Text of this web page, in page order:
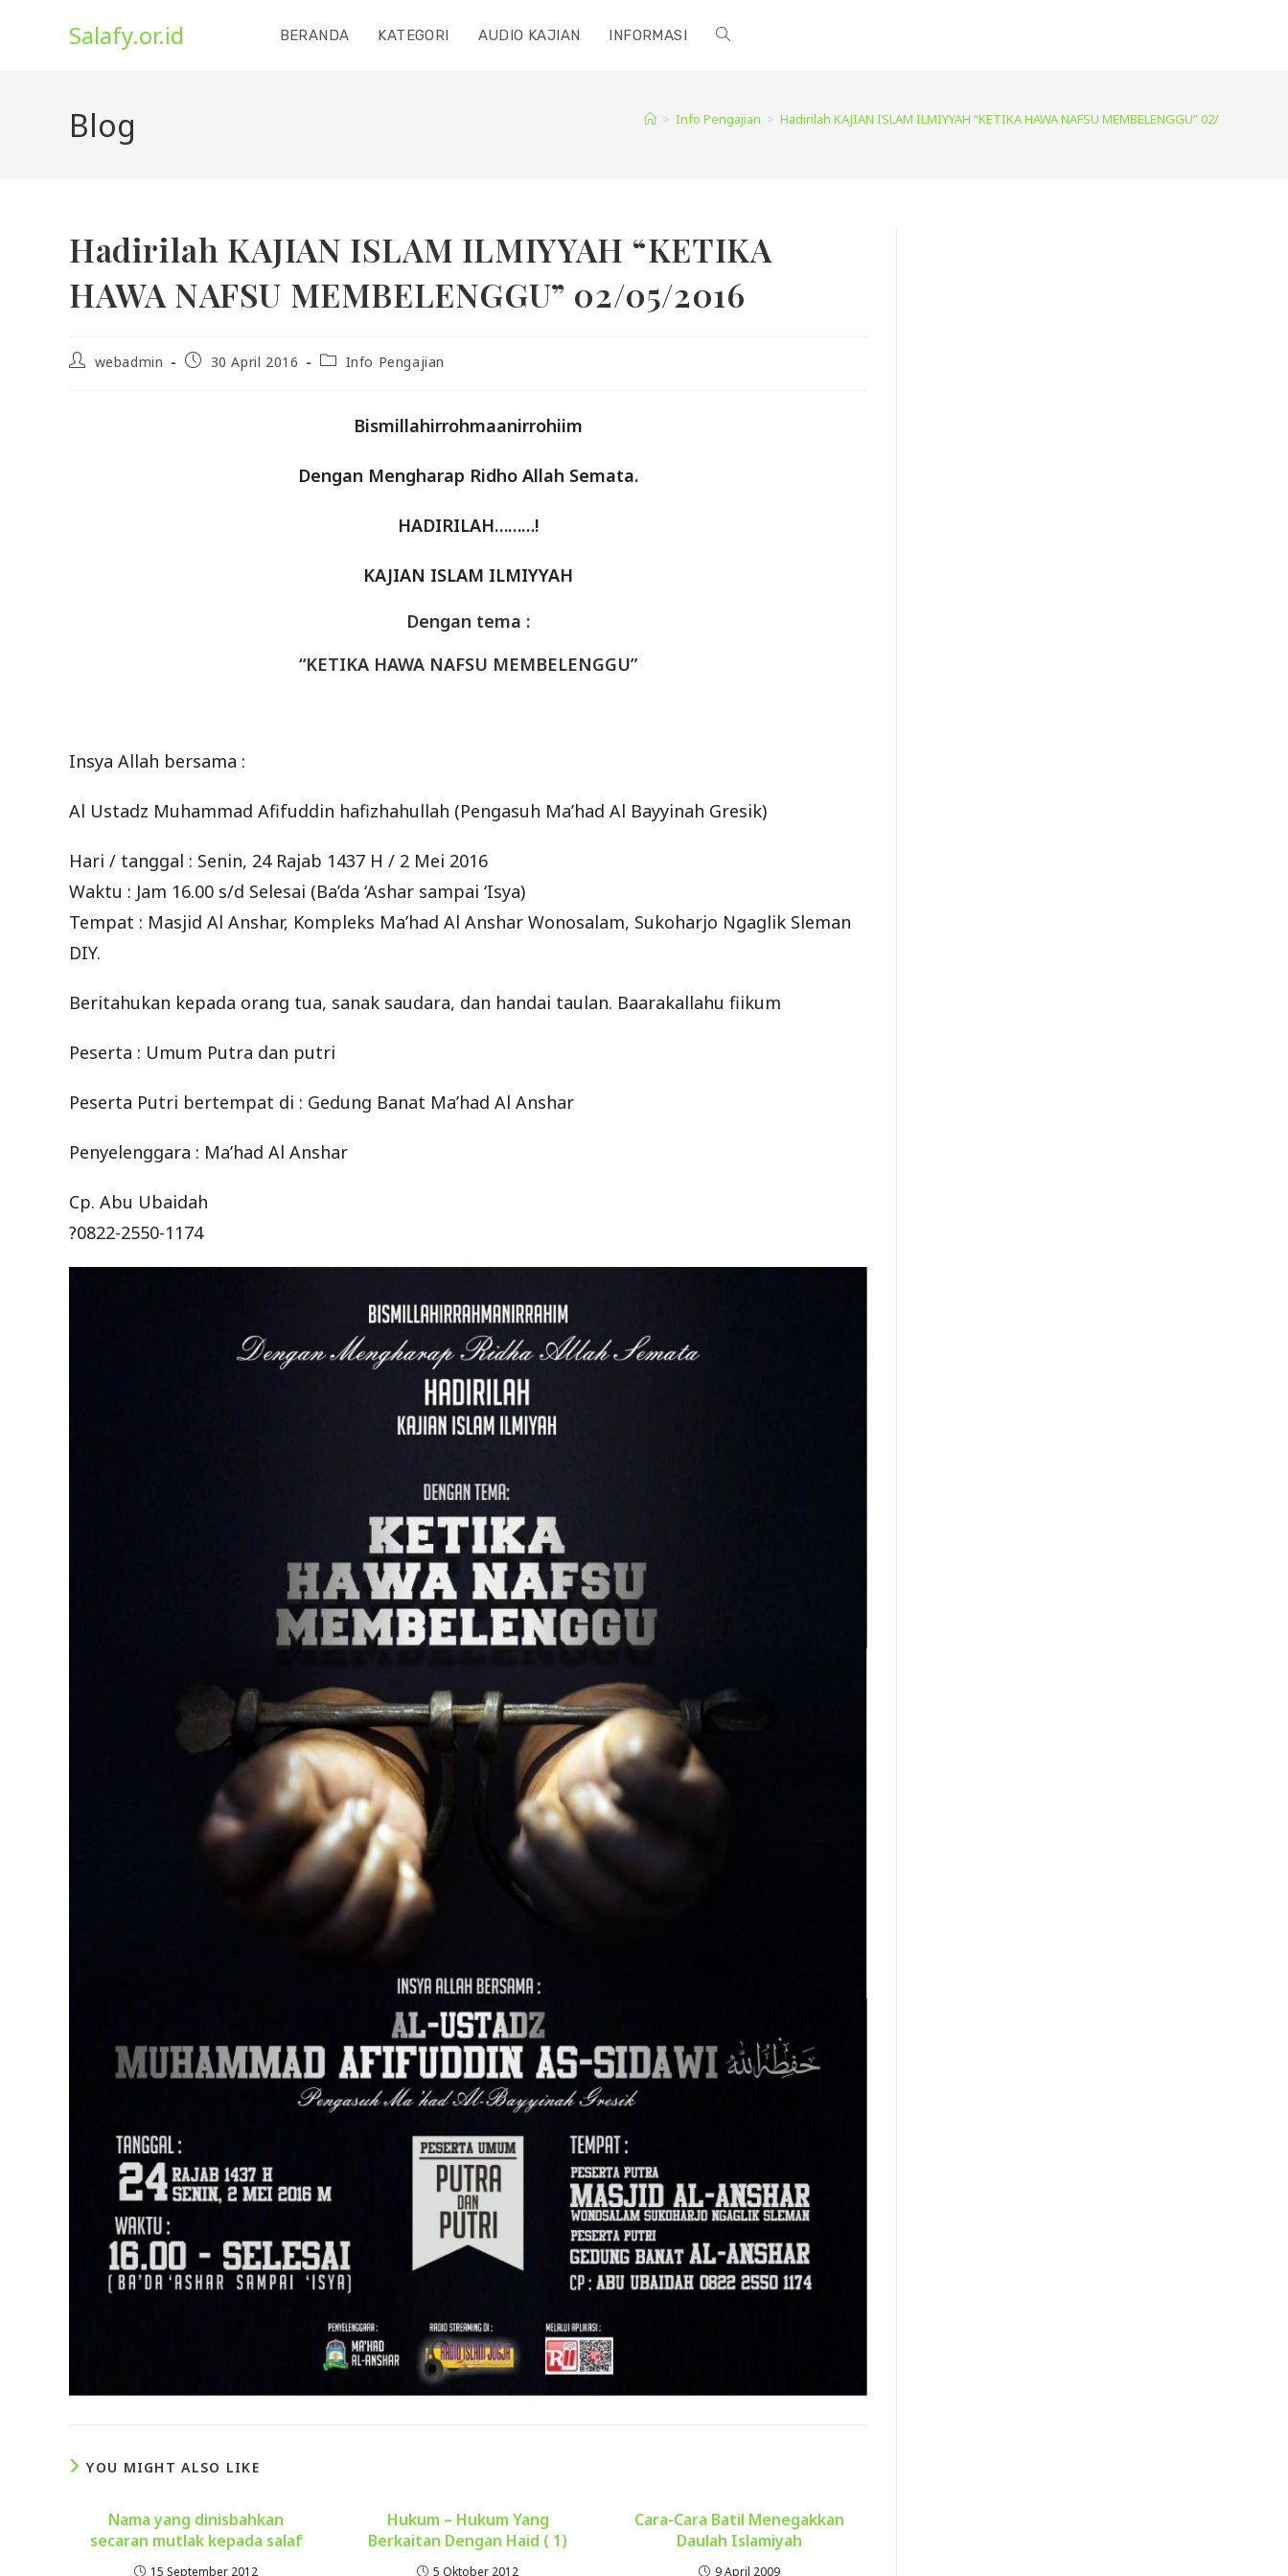
Salafy.or.id BERANDA KATEGORI AUDIO KAJIAN INFORMASI TOGGLE
Blog > Info Pengajian > Hadirilah KAJIAN ISLAM ILMIYYAH “KETIKA HAWA NAFSU MEMBELENGGU” 02/05/2016
Hadirilah KAJIAN ISLAM ILMIYYAH “KETIKA
HAWA NAFSU MEMBELENGGU” 02/05/2016
Postwebadmin
Post30 April 2016
PostInfo Pengajian
Bismillahirrohmaanirrohiim
Dengan Mengharap Ridho Allah Semata.
HADIRILAH………!
KAJIAN ISLAM ILMIYYAH
Dengan tema :
“KETIKA HAWA NAFSU MEMBELENGGU”
Insya Allah bersama :
Al Ustadz Muhammad Afifuddin hafizhahullah (Pengasuh Ma’had Al Bayyinah Gresik)
Hari / tanggal : Senin, 24 Rajab 1437 H / 2 Mei 2016
Waktu : Jam 16.00 s/d Selesai (Ba’da ‘Ashar sampai ‘Isya)
Tempat : Masjid Al Anshar, Kompleks Ma’had Al Anshar Wonosalam, Sukoharjo Ngaglik Sleman
DIY.
Beritahukan kepada orang tua, sanak saudara, dan handai taulan. Baarakallahu fiikum
Peserta : Umum Putra dan putri
Peserta Putri bertempat di : Gedung Banat Ma’had Al Anshar
Penyelenggara : Ma’had Al Anshar
Cp. Abu Ubaidah
?0822-2550-1174
YOU MIGHT ALSO LIKE
Nama yang dinisbahkan
secaran mutlak kepada salaf
15 September 2012
Hukum – Hukum Yang
Berkaitan Dengan Haid ( 1)
5 Oktober 2012
Cara-Cara Batil Menegakkan
Daulah Islamiyah
9 April 2009